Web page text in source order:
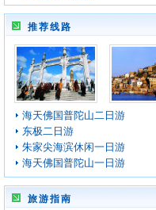
推荐线路
海天佛国普陀山二日游
东极二日游
朱家尖海滨休闲一日游
海天佛国普陀山一日游
旅游指南